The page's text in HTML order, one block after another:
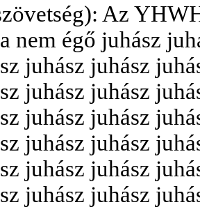
Az
nem égő juhász
juhász juhász
juhász juhász
juhász juhász
juhász juhász
juhász juhász
juhász juhász